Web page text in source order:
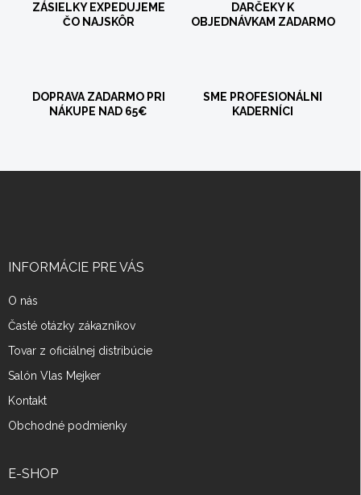
ZÁSIELKY EXPEDUJEME
ČO NAJSKÔR
DARČEKY K
OBJEDNÁVKAM ZADARMO
DOPRAVA ZADARMO PRI
NÁKUPE NAD 65€
SME PROFESIONÁLNI
KADERNÍCI
INFORMÁCIE PRE VÁS
O nás
Časté otázky zákazníkov
Tovar z oficiálnej distribúcie
Salón Vlas Mejker
Kontakt
Obchodné podmienky
E-SHOP